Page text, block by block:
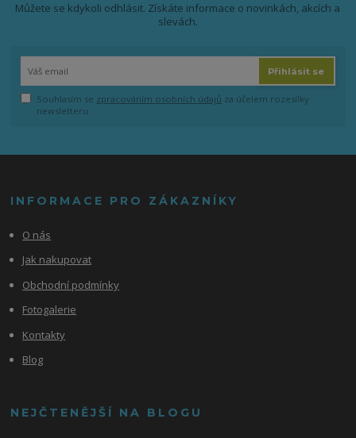
Můžete se kdykoli odhlásit. Získáte informace o novinkách, akcích a
slevách.
Přihlásit se
Souhlasím se zpracováním osobních údajů za účelem rozesílky
newsletteru.
INFORMACE PRO ZÁKAZNÍKY
O nás
Jak nakupovat
Obchodní podmínky
Fotogalerie
Kontakty
Blog
NEJČTENĚJŠÍ NA BLOGU